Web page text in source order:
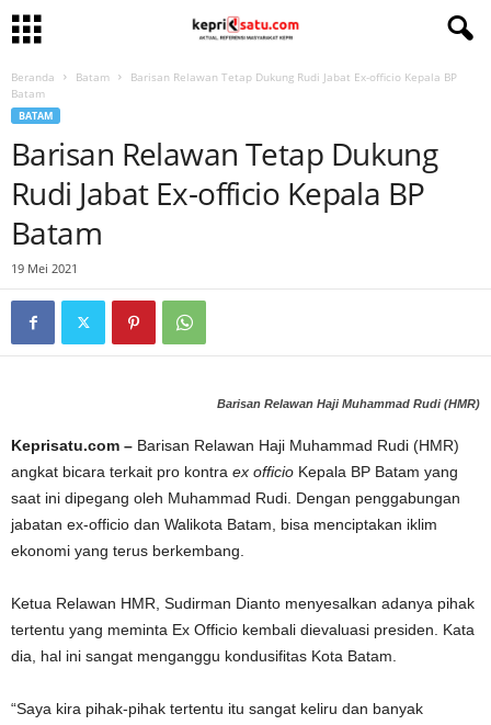
Beranda Batam
Barisan Relawan Tetap Dukung Rudi Jabat Ex-officio Kepala BP
Batam
BATAM
Barisan Relawan Tetap Dukung
Rudi Jabat Ex-officio Kepala BP
Batam
19 Mei 2021
Barisan Relawan Haji Muhammad Rudi (HMR)
Keprisatu.com – Barisan Relawan Haji Muhammad Rudi (HMR)
angkat bicara terkait pro kontra ex officio Kepala BP Batam yang
saat ini dipegang oleh Muhammad Rudi. Dengan penggabungan
jabatan ex-officio dan Walikota Batam, bisa menciptakan iklim
ekonomi yang terus berkembang.
Ketua Relawan HMR, Sudirman Dianto menyesalkan adanya pihak
tertentu yang meminta Ex Officio kembali dievaluasi presiden. Kata
dia, hal ini sangat menganggu kondusifitas Kota Batam.
“Saya kira pihak-pihak tertentu itu sangat keliru dan banyak